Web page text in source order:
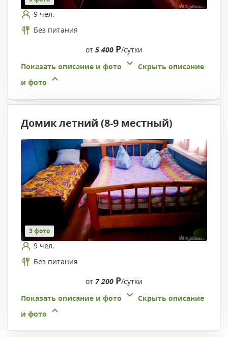
9 чел.
Без питания
от 5 400 Р/сутки
Показать описание и фото
Скрыть описание
и фото
Домик летний (8-9 местный)
3 фото
9 чел.
Без питания
от 7 200 Р/сутки
Показать описание и фото
Скрыть описание
и фото